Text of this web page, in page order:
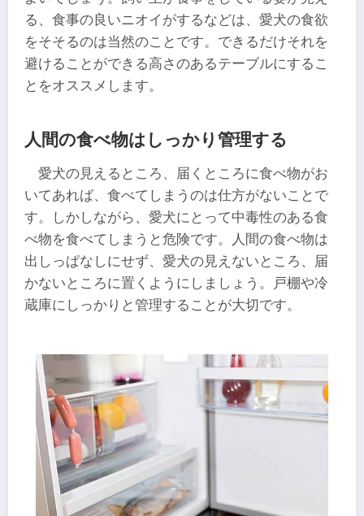
る、食事の良いニオイがするなどは、愛犬の食欲
をそそるのは当然のことです。できるだけそれを
避けることができる高さのあるテーブルにするこ
とをオススメします。
人間の食べ物はしっかり管理する
愛犬の見えるところ、届くところに食べ物がお
いてあれば、食べてしまうのは仕方がないことで
す。しかしながら、愛犬にとって中毒性のある食
べ物を食べてしまうと危険です。人間の食べ物は
出しっぱなしにせず、愛犬の見えないところ、届
かないところに置くようにしましょう。戸棚や冷
蔵庫にしっかりと管理することが大切です。